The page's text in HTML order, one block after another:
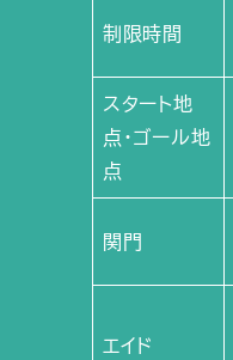
制限時間
スタート地
点・ゴール地
点
関門
エイド